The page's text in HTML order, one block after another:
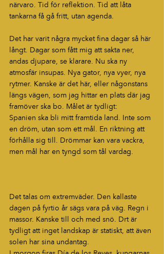
närvaro. Tid för reflektion. Tid att låta
tankarna få gå fritt, utan agenda.
Det har varit några mycket fina dagar så här
långt. Dagar som fått mig att sakta ner,
andas djupare, se klarare. Nu ska ny
atmosfär insupas. Nya gator, nya vyer, nya
rytmer. Kanske är det här, eller någonstans
längs vägen, som jag hittar en plats där jag
framöver ska bo. Målet är tydligt:
Spanien ska bli mitt framtida land. Inte som
en dröm, utan som ett mål. En riktning att
förhålla sig till. Drömmar kan vara vackra,
men mål har en tyngd som tål vardag.
Det talas om extremväder. Den kallaste
dagen på fyrtio år sägs vara på väg. Regn i
massor. Kanske till och med snö. Drt är
tydligt att inget landskap är statiskt, att även
solen har sina undantag.